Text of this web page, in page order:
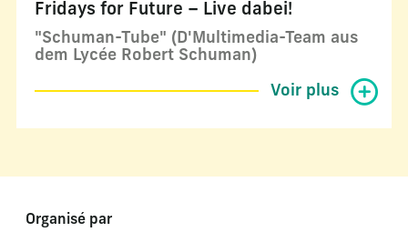
Fridays for Future – Live dabei!
"Schuman-Tube" (D'Multimedia-Team aus
dem Lycée Robert Schuman)
Voir plus
Organisé par